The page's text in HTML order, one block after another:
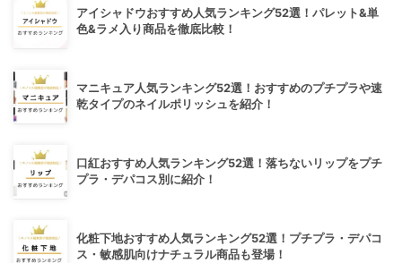
アイシャドウおすすめ人気ランキング52選！パレット&単
色&ラメ入り商品を徹底比較！
マニキュア人気ランキング52選！おすすめのプチプラや速
乾タイプのネイルポリッシュを紹介！
口紅おすすめ人気ランキング52選！落ちないリップをプチ
プラ・デパコス別に紹介！
化粧下地おすすめ人気ランキング52選！プチプラ・デパコ
ス・敏感肌向けナチュラル商品も登場！